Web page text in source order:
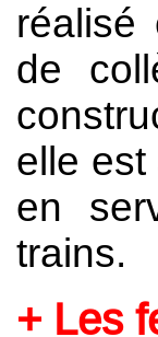
réalisé
de
elle est
en
trains.
Les